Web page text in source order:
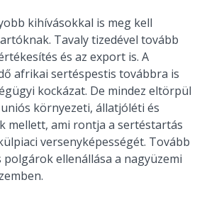
kihívásokkal is meg kell
Tavaly tizedével tovább
és az export is. A
afrikai sertéspestis továbbra is
kockázat. De mindez eltörpül
környezeti, állatjóléti és
mellett, ami rontja a sertéstartás
versenyképességét. Tovább
ellenállása a nagyüzemi